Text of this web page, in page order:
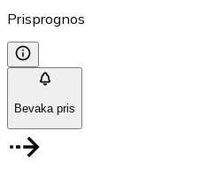
Prisprognos
Bevaka pris